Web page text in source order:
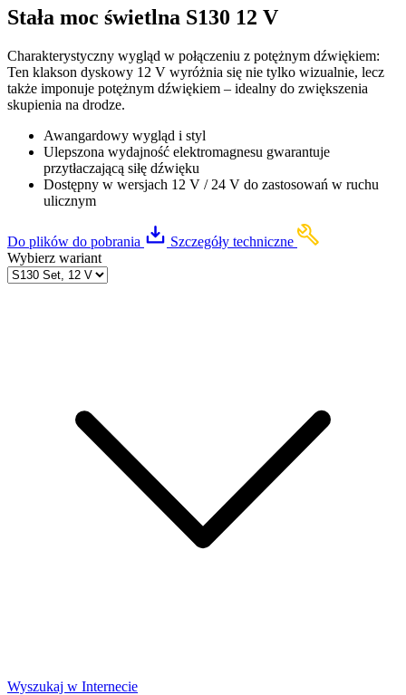
Stała moc świetlna S130 12 V
Charakterystyczny wygląd w połączeniu z potężnym dźwiękiem:
Ten klakson dyskowy 12 V wyróżnia się nie tylko wizualnie, lecz
także imponuje potężnym dźwiękiem – idealny do zwiększenia
skupienia na drodze.
Awangardowy wygląd i styl
Ulepszona wydajność elektromagnesu gwarantuje
przytłaczającą siłę dźwięku
Dostępny w wersjach 12 V / 24 V do zastosowań w ruchu
ulicznym
Do plików do pobrania
Szczegóły techniczne
Wybierz wariant
Wyszukaj w Internecie